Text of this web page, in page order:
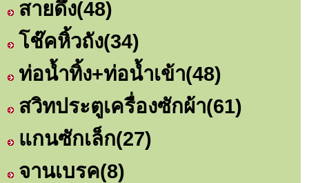
สายดึง(48)
โช๊คหิ้วถัง(34)
ท่อน้ำทิ้ง+ท่อน้ำเข้า(48)
สวิทประตูเครื่องซักผ้า(61)
แกนซักเล็ก(27)
จานเบรค(8)